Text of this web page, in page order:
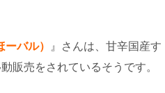
バル）
』さんは、甘辛国産す
動販売をされているそうです。